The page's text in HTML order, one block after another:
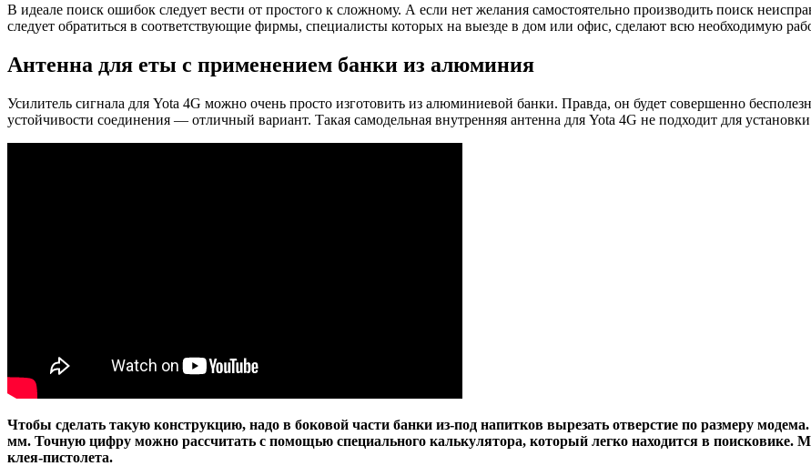
В идеале поиск ошибок следует вести от простого к сложному. А если нет желания самостоятельно производить поиск
следует обратиться в соответствующие фирмы, специалисты которых на выезде в дом или офис, сделают всю необходимую
Антенна для еты с применением банки из алюминия
Усилитель сигнала для Yota 4G можно очень просто изготовить из алюминиевой банки. Правда, он будет совершенно
устойчивости соединения — отличный вариант. Такая самодельная внутренняя антенна для Yota 4G не подходит для
Чтобы сделать такую конструкцию, надо в боковой части банки из-под напитков вырезать отверстие по размеру
мм. Точную цифру можно рассчитать с помощью специального калькулятора, который легко находится в поисковике.
клея-пистолета.